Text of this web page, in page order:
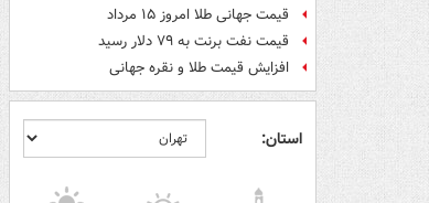
قیمت جهانی طلا امروز ۱۵ مرداد
قیمت نفت برنت به ۷۹ دلار رسید
افزایش قیمت طلا و نقره جهانی
استان: